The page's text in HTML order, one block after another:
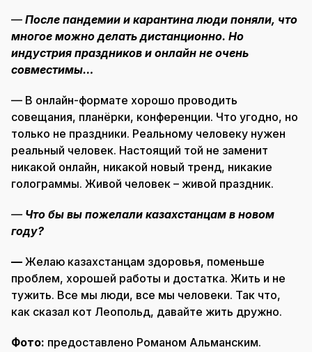
— После пандемии и карантина люди поняли, что
многое можно делать дистанционно. Но
индустрия праздников и онлайн не очень
совместимы…
— В онлайн-формате хорошо проводить
совещания, планёрки, конференции. Что угодно, но
только не праздники. Реальному человеку нужен
реальный человек. Настоящий той не заменит
никакой онлайн, никакой новый тренд, никакие
голограммы. Живой человек – живой праздник.
— Что бы вы пожелали казахстанцам в новом
году?
— Желаю казахстанцам здоровья, поменьше
проблем, хорошей работы и достатка. Жить и не
тужить. Все мы люди, все мы человеки. Так что,
как сказал кот Леопольд, давайте жить дружно.
Фото: предоставлено Романом Альманским.